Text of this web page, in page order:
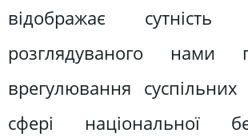
відображає
розглядуваного нами
врегулювання
сфері національної